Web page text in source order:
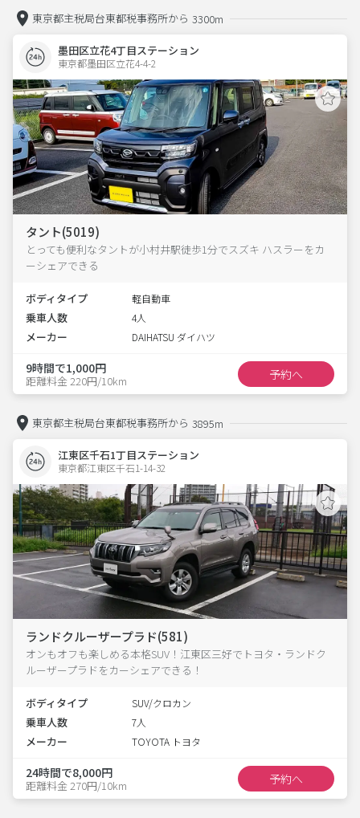
東京都主税局台東都税事務所から 3300m
墨田区立花4丁目ステーション
東京都墨田区立花4-4-2
タント(5019)
とっても便利なタントが小村井駅徒歩1分でスズキ ハスラーをカ
ーシェアできる
ボディタイプ 軽自動車
乗車人数 4人
メーカー DAIHATSU ダイハツ
9時間で1,000円
距離料金 220円/10km 予約へ
東京都主税局台東都税事務所から 3895m
江東区千石1丁目ステーション
東京都江東区千石1-14-32
ランドクルーザープラド(581)
オンもオフも楽しめる本格SUV！江東区三好でトヨタ・ランドク
ルーザープラドをカーシェアできる！
ボディタイプ SUV/クロカン
乗車人数 7人
メーカー TOYOTA トヨタ
24時間で8,000円
距離料金 270円/10km 予約へ